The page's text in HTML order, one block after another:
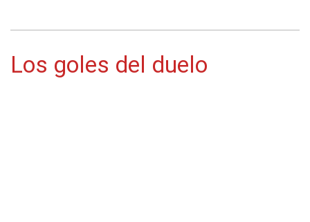
Los goles del duelo